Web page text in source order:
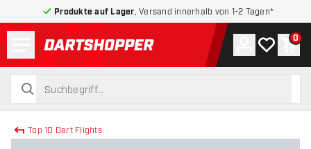
Produkte auf Lager , Versand innerhalb von 1-2 Tagen*
zurück zur Startseite
suchen
suchen
Konto
Meine 0
Top 10 Dart Flights